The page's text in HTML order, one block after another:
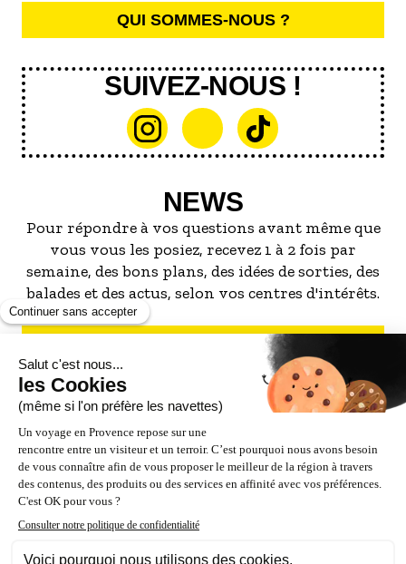
QUI SOMMES-NOUS ?
SUIVEZ-NOUS !
NEWS
Pour répondre à vos questions avant même que
vous vous les posiez, recevez 1 à 2 fois par
semaine, des bons plans, des idées de sorties, des
balades et des actus, selon vos centres d'intérêts.
S'INSCRIRE À LA NEWSLETTER
NOS PARTENAIRES
ESPACE PRO / PRESSE